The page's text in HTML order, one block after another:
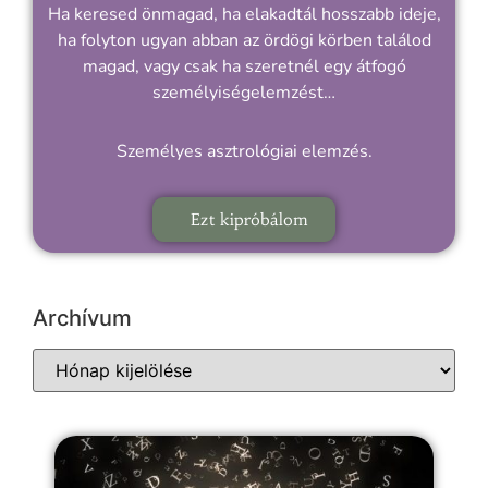
Ha keresed önmagad, ha elakadtál hosszabb ideje,
ha folyton ugyan abban az ördögi körben találod
magad, vagy csak ha szeretnél egy átfogó
személyiségelemzést…
Személyes asztrológiai elemzés.
Ezt kipróbálom
Archívum